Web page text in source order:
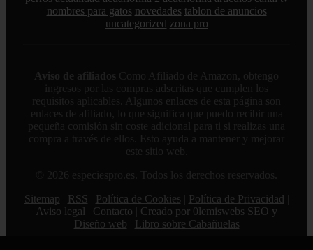
nombres para gatos novedades tablon de anuncios
uncategorized zona pro
Aviso de afiliados Como Afiliado de Amazon, obtengo
ingresos por las compras adscritas que cumplen los
requisitos aplicables. Algunos enlaces de esta página son
enlaces de afiliado, lo que significa que puedo recibir una
pequeña comisión sin coste adicional para ti si realizas una
compra a través de ellos. Esto ayuda a mantener y mejorar
este sitio web.
© 2026 especiespro.es. Todos los derechos reservados.
Sitemap
RSS Política de Cookies Política de Privacidad
Aviso legal
Contacto
Creado por 0lemiswebs SEO y
Diseño web
Libro sobre Cabañuelas